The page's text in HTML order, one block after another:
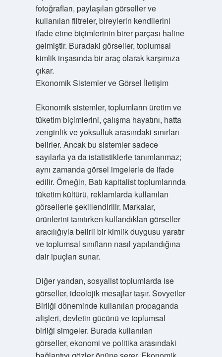
fotoğrafları, paylaşılan görseller ve
kullanılan filtreler, bireylerin kendilerini
ifade etme biçimlerinin birer parçası haline
gelmiştir. Buradaki görseller, toplumsal
kimlik inşasında bir araç olarak karşımıza
çıkar.
Ekonomik Sistemler ve Görsel İletişim
Ekonomik sistemler, toplumların üretim ve
tüketim biçimlerini, çalışma hayatını, hatta
zenginlik ve yoksulluk arasındaki sınırları
belirler. Ancak bu sistemler sadece
sayılarla ya da istatistiklerle tanımlanmaz;
aynı zamanda görsel imgelerle de ifade
edilir. Örneğin, Batı kapitalist toplumlarında
tüketim kültürü, reklamlarda kullanılan
görsellerle şekillendirilir. Markalar,
ürünlerini tanıtırken kullandıkları görseller
aracılığıyla belirli bir kimlik duygusu yaratır
ve toplumsal sınıfların nasıl yapılandığına
dair ipuçları sunar.
Diğer yandan, sosyalist toplumlarda ise
görseller, ideolojik mesajlar taşır. Sovyetler
Birliği döneminde kullanılan propaganda
afişleri, devletin gücünü ve toplumsal
birliği simgeler. Burada kullanılan
görseller, ekonomi ve politika arasındaki